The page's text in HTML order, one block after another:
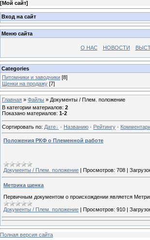
[Мой сайт]
Вход на сайт
Меню сайта
О НАС НОВОСТИ
Categories
Питомники и заводчики [8]
Щенки на продажу [7]
Главная » Файлы » Документы / Плем. положение
В категории материалов: 2
Показано материалов: 1-2
Сортировать по: Дате · Названию · Рейтингу ·
Положения РКФ о Племенной работе
Документы / Плем. положение Просмотров: 708
Метрика щенка
Первичным документом о происхождении является
Документы / Плем. положение Просмотров: 910
Полная версия сайта